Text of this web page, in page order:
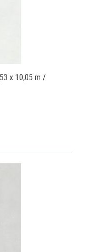
x 10,05 m /